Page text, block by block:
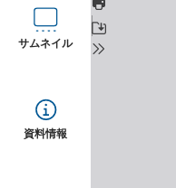
サムネイル
資料情報